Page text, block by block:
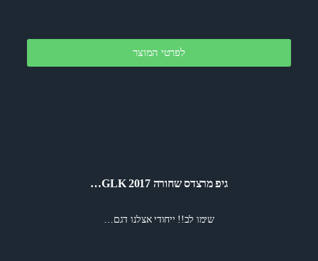
לפרטי המוצר
גיפ מרצדס שחורה 2017 GLK…
שימו לב!! ייחודי אצלנו דגם…